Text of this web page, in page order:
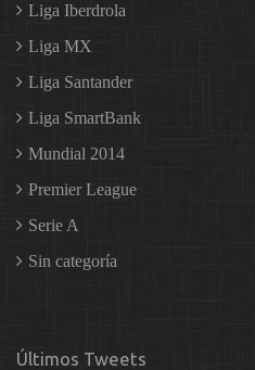
Liga Iberdrola
Liga MX
Liga Santander
Liga SmartBank
Mundial 2014
Premier League
Serie A
Sin categoría
Últimos Tweets